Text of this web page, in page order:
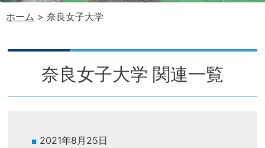
ホーム > 奈良女子大学
奈良女子大学 関連一覧
2021年8月25日